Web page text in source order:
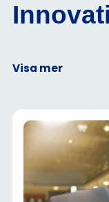
Visa mer